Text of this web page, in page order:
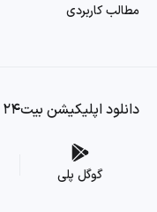
مطالب کاربردی
دانلود اپلیکیشن بیت۲۴
گوگل پلی